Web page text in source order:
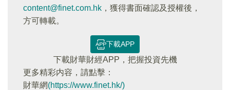
content@finet.com.hk ，獲得書面確認及授權後，
方可轉載。
下載APP
下載財華財經APP，把握投資先機
更多精彩内容，請點擊：
財華網(https://www.finet.hk/)